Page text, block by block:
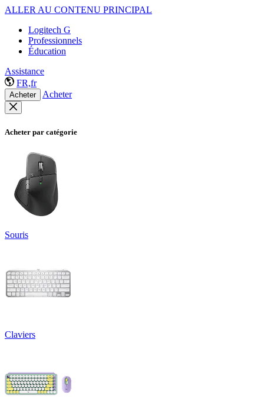
ALLER AU CONTENU PRINCIPAL
Logitech G
Professionnels
Éducation
Assistance
FR,fr
Acheter Acheter
Acheter par catégorie
Souris
Claviers